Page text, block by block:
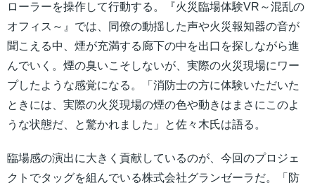
ローラーを操作して行動する。『火災臨場体験VR～混乱の
オフィス～』では、同僚の動揺した声や火災報知器の音が
聞こえる中、煙が充満する廊下の中を出口を探しながら進
んでいく。煙の臭いこそしないが、実際の火災現場にワー
プしたような感覚になる。「消防士の方に体験いただいた
ときには、実際の火災現場の煙の色や動きはまさにこのよ
うな状態だ、と驚かれました」と佐々木氏は語る。
臨場感の演出に大きく貢献しているのが、今回のプロジェ
クトでタッグを組んでいる株式会社グランゼーラだ。「防